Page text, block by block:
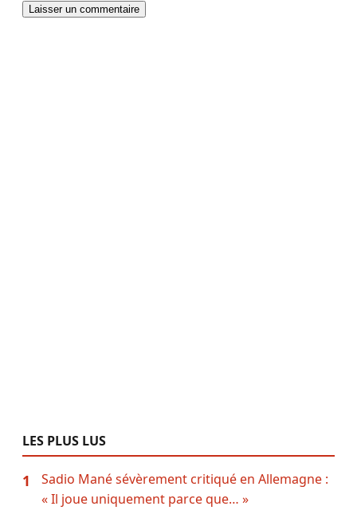
LES PLUS LUS
1
Sadio Mané sévèrement critiqué en Allemagne :
« Il joue uniquement parce que… »